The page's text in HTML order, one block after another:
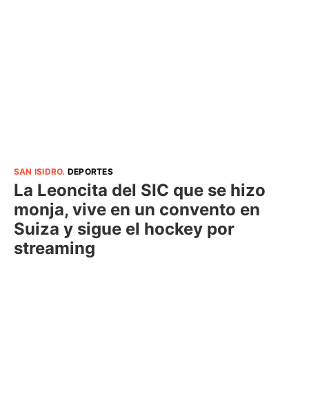
SAN ISIDRO. DEPORTES
La Leoncita del SIC que se hizo
monja, vive en un convento en
Suiza y sigue el hockey por
streaming